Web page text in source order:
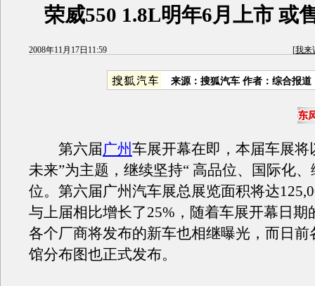
荣威550 1.8L明年6月上市 或
2008年11月17日11:59 [我来
来源：搜狐汽车 作者：综合报道
第六届广州车展开幕在即，本届车展将
未来”为主题，继续坚持“ 高品位、国际化、
位。第六届广州汽车展总展览面积将达
与上届相比增长了25%，随着车展开幕日期
各个厂商将发布的新车也相继曝光，而日前
馆分布图也正式发布。